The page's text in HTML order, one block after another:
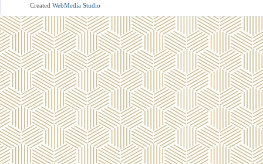
Created WebMedia Studio